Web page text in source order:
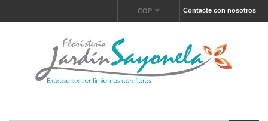
Contacte con nosotros
COP